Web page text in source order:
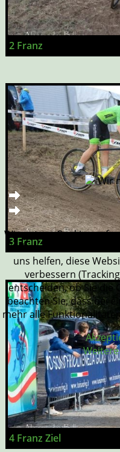
2 Franz
3 Franz
4 Franz Ziel
Wir
Wir nutzen Cookies auf
sind essenziell für den
uns helfen, diese
verbessern
entscheiden, ob Sie die
beachten Sie, dass bei
mehr alle